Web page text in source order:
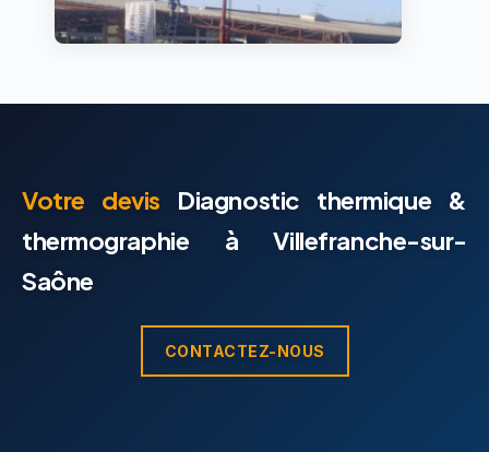
Votre devis Diagnostic thermique &
thermographie à Villefranche-sur-
Saône
CONTACTEZ-NOUS